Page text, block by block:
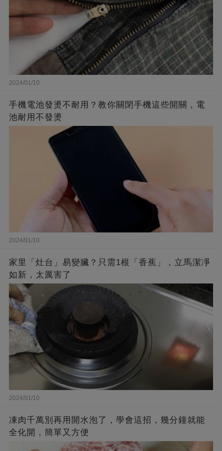
2024/01/10
手機電池發燙不耐用？教你關閉手機這些開關，電
池耐用不發燙
2024/01/10
家里「灶台」易變臟？只需1根「香蕉」，立馬潔凈
如新，太厲害了
2024/01/10
凍肉千萬別再用開水泡了，學會這招，幾分鐘就能
全化開，簡單又方便